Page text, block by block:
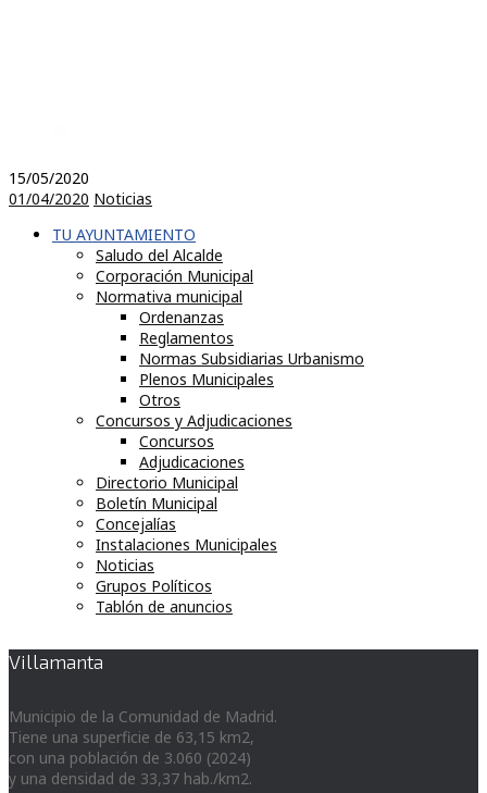
15/05/2020
01/04/2020 Noticias
TU AYUNTAMIENTO
Saludo del Alcalde
Corporación Municipal
Normativa municipal
Ordenanzas
Reglamentos
Normas Subsidiarias Urbanismo
Plenos Municipales
Otros
Concursos y Adjudicaciones
Concursos
Adjudicaciones
Directorio Municipal
Boletín Municipal
Concejalías
Instalaciones Municipales
Noticias
Grupos Políticos
Tablón de anuncios
Villamanta
Municipio de la Comunidad de Madrid.
Tiene una superficie de 63,15 km2,
con una población de 3.060 (2024)
y una densidad de 33,37 hab./km2.